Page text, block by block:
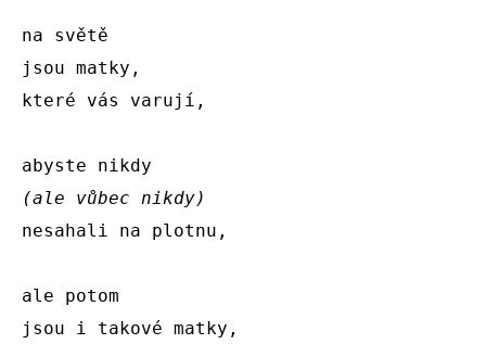
na světě
jsou matky,
které vás varují,
(ale vůbec nikdy)
nesahali na plotnu,
ale potom
jsou i takové matky,